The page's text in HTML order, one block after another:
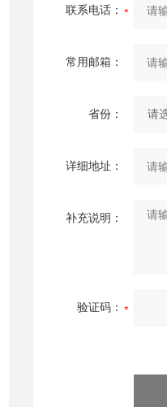
联系电话：
常用邮箱：
省份：
详细地址：
补充说明：
验证码：